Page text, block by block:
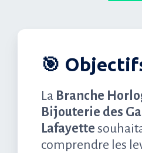
🎯
La Branche
Bijouterie des
Lafayette
comprendre les